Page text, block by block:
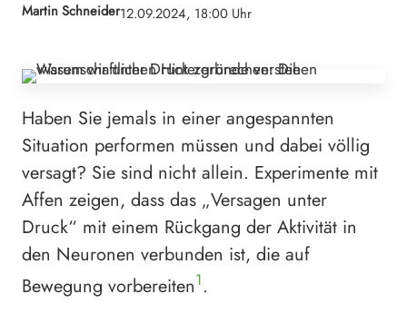
Martin Schneider12.09.2024, 18:00 Uhr
Haben Sie jemals in einer angespannten
Situation performen müssen und dabei völlig
versagt? Sie sind nicht allein. Experimente mit
Affen zeigen, dass das „Versagen unter
Druck“ mit einem Rückgang der Aktivität in
den Neuronen verbunden ist, die auf
Bewegung vorbereiten1.